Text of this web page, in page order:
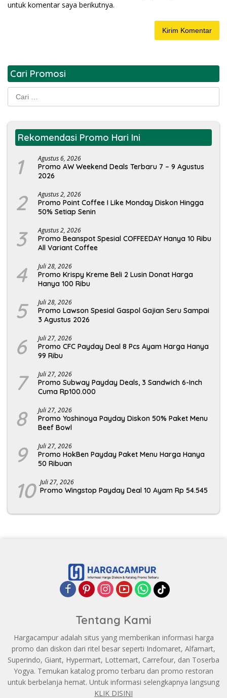
untuk komentar saya berikutnya.
Cari Promosi
Cari
untuk:
Rekomendasi Promo Hari Ini
1 Agustus 6, 2026
Promo AW Weekend Deals Terbaru 7 – 9 Agustus
2026
2 Agustus 2, 2026
Promo Point Coffee I Like Monday Diskon Hingga
50% Setiap Senin
3 Agustus 2, 2026
Promo Beanspot Spesial COFFEEDAY Hanya 10 Ribu
All Variant Coffee
4 Juli 28, 2026
Promo Krispy Kreme Beli 2 Lusin Donat Harga
Hanya 100 Ribu
5 Juli 28, 2026
Promo Lawson Spesial Gaspol Gajian Seru Sampai
3 Agustus 2026
6 Juli 27, 2026
Promo CFC Payday Deal 8 Pcs Ayam Harga Hanya
99 Ribu
7 Juli 27, 2026
Promo Subway Payday Deals, 3 Sandwich 6-Inch
Cuma Rp100.000
8 Juli 27, 2026
Promo Yoshinoya Payday Diskon 50% Paket Menu
Beef Bowl
9 Juli 27, 2026
Promo HokBen Payday Paket Menu Harga Hanya
50 Ribuan
10 Juli 27, 2026
Promo Wingstop Payday Deal 10 Ayam Rp 54.545
Tentang Kami
Hargacampur adalah situs yang memberikan informasi harga
promo dan diskon dari ritel besar seperti Indomaret, Alfamart,
Superindo, Giant, Hypermart, Lottemart, Carrefour, dan Toserba
Yogya. Temukan katalog promo terbaru dan promo restoran
untuk berbelanja hemat. Untuk informasi selengkapnya langsung
KLIK DISINI